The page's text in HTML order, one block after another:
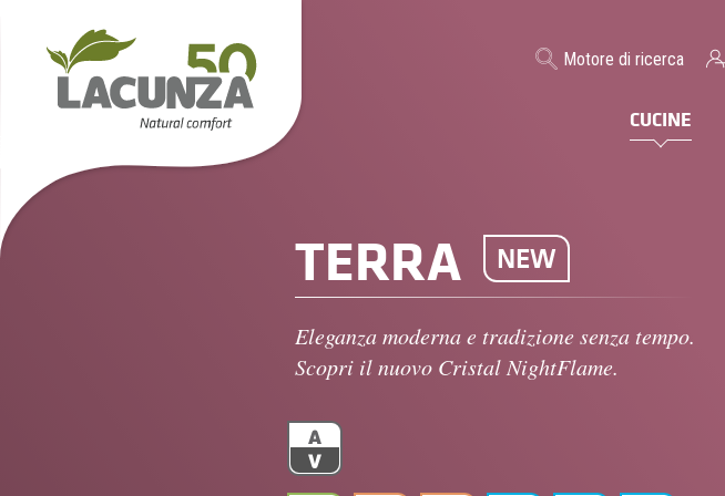
Motore di ricerca
CUCINE
TERRA NEW
Eleganza moderna e tradizione senza tempo.
Scopri il nuovo Cristal NightFlame.